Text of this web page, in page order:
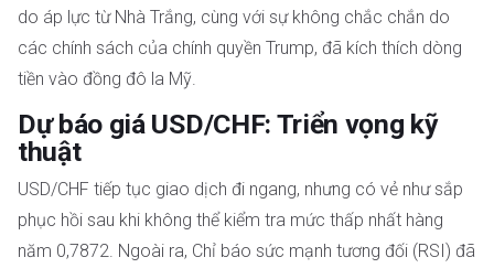
do áp lực từ Nhà Trắng, cùng với sự không chắc chắn do
các chính sách của chính quyền Trump, đã kích thích dòng
tiền vào đồng đô la Mỹ.
Dự báo giá USD/CHF: Triển vọng kỹ
thuật
USD/CHF tiếp tục giao dịch đi ngang, nhưng có vẻ như sắp
phục hồi sau khi không thể kiểm tra mức thấp nhất hàng
năm 0,7872. Ngoài ra, Chỉ báo sức mạnh tương đối (RSI) đã